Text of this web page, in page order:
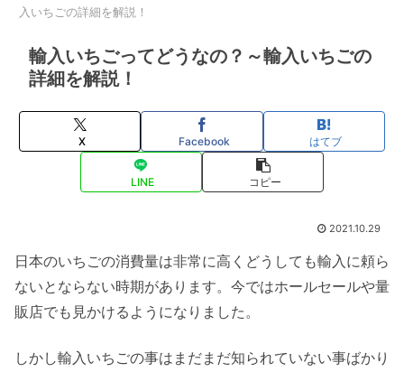
入いちごの詳細を解説！
輸入いちごってどうなの？～輸入いちごの
詳細を解説！
X Facebook はてブ
LINE コピー
2021.10.29
日本のいちごの消費量は非常に高くどうしても輸入に頼ら
ないとならない時期があります。今ではホールセールや量
販店でも見かけるようになりました。
しかし輸入いちごの事はまだまだ知られていない事ばかり